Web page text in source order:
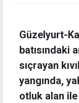
Güzelyurt-
batısındaki
sıçrayan
yangında,
otluk alan